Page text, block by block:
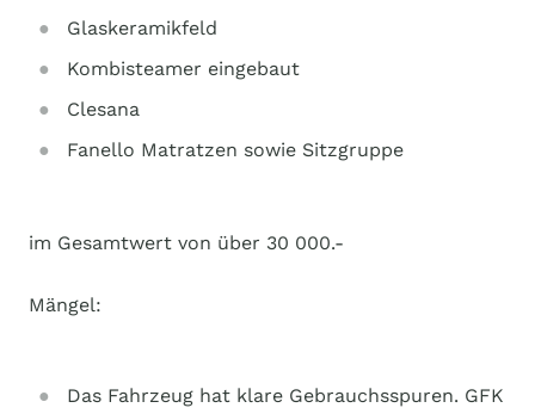
Glaskeramikfeld
Kombisteamer eingebaut
Clesana
Fanello Matratzen sowie Sitzgruppe
im Gesamtwert von über 30 000.-
Mängel:
Das Fahrzeug hat klare Gebrauchsspuren. GFK